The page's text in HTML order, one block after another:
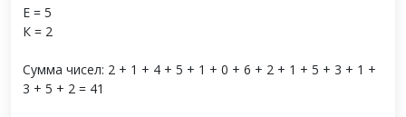
Е = 5
К = 2
Сумма чисел: 2 + 1 + 4 + 5 + 1 + 0 + 6 + 2 + 1 + 5 + 3 + 1 +
3 + 5 + 2 = 41